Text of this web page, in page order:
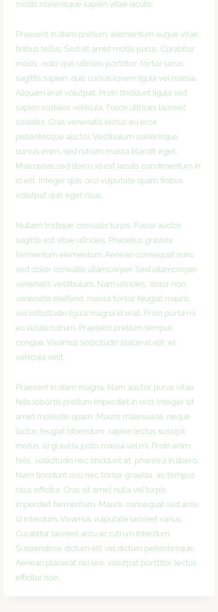
mollis scelerisque sapien vitae iaculis.
Praesent in diam pretium, elementum augue vitae,
finibus tellus. Sed sit amet mollis purus. Curabitur
mollis, odio quis ultrices porttitor, tortor lacus
sagittis sapien, quis cursus lorem ligula vel massa.
Aliquam erat volutpat. Proin tincidunt ligula sed
sapien sodales vehicula. Fusce ultrices laoreet
sodales. Cras venenatis lectus eu eros
pellentesque auctor. Vestibulum scelerisque
cursus enim, sed rutrum massa blandit eget.
Maecenas sed libero id est iaculis condimentum in
id elit. Integer quis orci vulputate quam finibus
volutpat quis eget risus.
Nullam tristique convallis turpis. Fusce auctor
sagittis est vitae ultricies. Phasellus gravida
fermentum elementum. Aenean consequat nunc
sed dolor convallis ullamcorper. Sed ullamcorper
venenatis vestibulum. Nam ultricies, dolor non
venenatis eleifend, massa tortor feugiat mauris,
vel sollicitudin ligula magna id erat. Proin porta mi
eu iaculis rutrum. Praesent pretium tempus
congue. Vivamus sollicitudin placerat elit, et
vehicula velit.
Praesent in diam magna. Nam auctor purus vitae
felis lobortis pretium imperdiet in orci. Integer sit
amet molestie quam. Mauris malesuada, neque
luctus feugiat bibendum, sapien lectus suscipit
metus, id gravida justo massa vel mi. Proin enim
felis, sollicitudin nec tincidunt at, pharetra in libero.
Nam tincidunt orci nec tortor gravida, ac tempus
risus efficitur. Cras sit amet nulla vel turpis
imperdiet fermentum. Mauris consequat sed ante
id interdum. Vivamus vulputate laoreet varius.
Curabitur laoreet arcu ac rutrum interdum.
Suspendisse dictum elit vel dictum pellentesque.
Aenean placerat nisi leo, volutpat porttitor lectus
efficitur non.